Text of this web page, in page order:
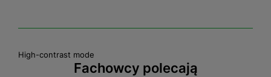
High-contrast mode
Fachowcy polecają